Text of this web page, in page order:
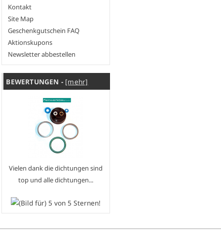
Kontakt
Site Map
Geschenkgutschein FAQ
Aktionskupons
Newsletter abbestellen
BEWERTUNGEN - [mehr]
Vielen dank die dichtungen sind
top und alle dichtungen...